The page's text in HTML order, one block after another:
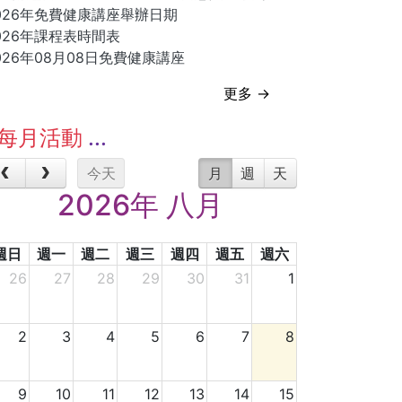
年免費健康講座舉辦日期
年課程表時間表
年08月08日免費健康講座
更多 →
月活動
今天 月 週 天
2026年 八月
日 週一 週二 週三 週四 週五
週六
26
27 28 29 30 31 1
2 3 4 5 6 7 8
9 10 11 12 13 14 15